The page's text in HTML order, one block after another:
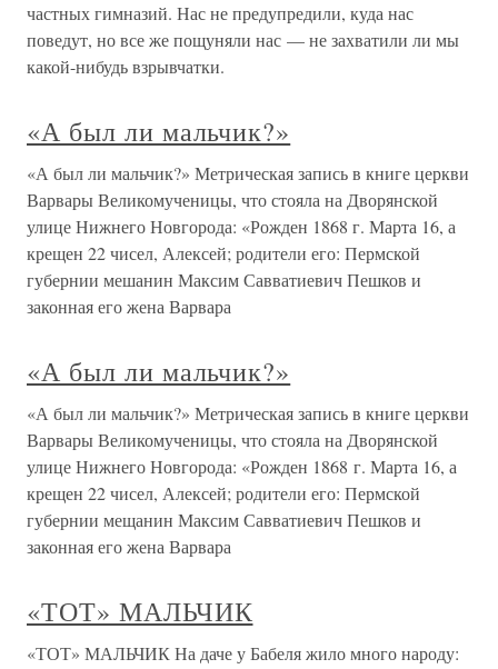
частных гимназий. Нас не предупредили, куда нас
поведут, но все же пощуняли нас — не захватили ли мы
какой-нибудь взрывчатки.
«А был ли мальчик?»
«А был ли мальчик?» Метрическая запись в книге церкви
Варвары Великомученицы, что стояла на Дворянской
улице Нижнего Новгорода: «Рожден 1868 г. Марта 16, а
крещен 22 чисел, Алексей; родители его: Пермской
губернии мешанин Максим Савватиевич Пешков и
законная его жена Варвара
«А был ли мальчик?»
«А был ли мальчик?» Метрическая запись в книге церкви
Варвары Великомученицы, что стояла на Дворянской
улице Нижнего Новгорода: «Рожден 1868 г. Марта 16, а
крещен 22 чисел, Алексей; родители его: Пермской
губернии мещанин Максим Савватиевич Пешков и
законная его жена Варвара
«ТОТ» МАЛЬЧИК
«ТОТ» МАЛЬЧИК На даче у Бабеля жило много народу: